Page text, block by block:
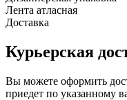
Лента атласная
Доставка
Курьерская
Вы можете оформить
приедет по указанному